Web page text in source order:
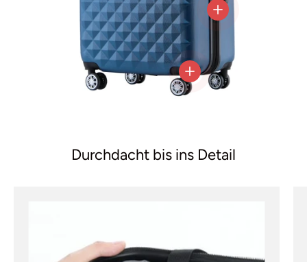
Einzelheiten anzeigen
Einzelheiten
Durchdacht bis ins Detail